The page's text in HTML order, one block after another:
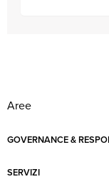
Aree
GOVERNANCE &
SERVIZI